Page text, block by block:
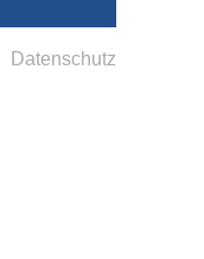
Datenschutz